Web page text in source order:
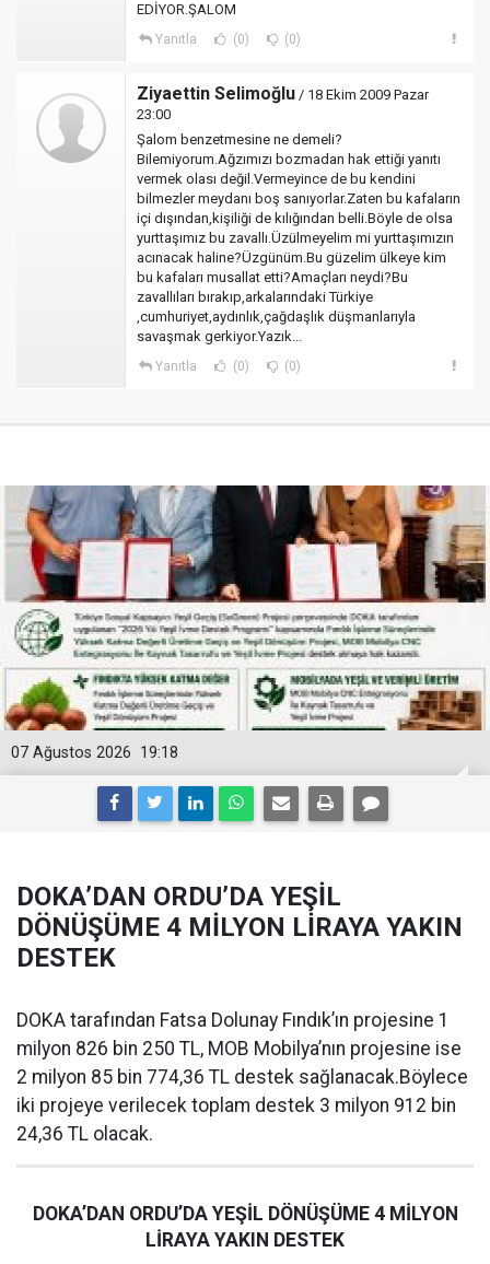
EDİYOR.ŞALOM
Yanıtla (0) (0)
Ziyaettin Selimoğlu / 18 Ekim 2009 Pazar
23:00
Şalom benzetmesine ne demeli?
Bilemiyorum.Ağzımızı bozmadan hak ettiği yanıtı
vermek olası değil.Vermeyince de bu kendini
bilmezler meydanı boş sanıyorlar.Zaten bu kafaların
içi dışından,kişiliği de kılığından belli.Böyle de olsa
yurttaşımız bu zavallı.Üzülmeyelim mi yurttaşımızın
acınacak haline?Üzgünüm.Bu güzelim ülkeye kim
bu kafaları musallat etti?Amaçları neydi?Bu
zavallıları bırakıp,arkalarındaki Türkiye
,cumhuriyet,aydınlık,çağdaşlık düşmanlarıyla
savaşmak gerkiyor.Yazık...
Yanıtla (0) (0)
19:18
07 Ağustos 2026
DOKA’DAN ORDU’DA YEŞİL
DÖNÜŞÜME 4 MİLYON LİRAYA YAKIN
DESTEK
DOKA tarafından Fatsa Dolunay Fındık’ın projesine 1
milyon 826 bin 250 TL, MOB Mobilya’nın projesine ise
2 milyon 85 bin 774,36 TL destek sağlanacak.Böylece
iki projeye verilecek toplam destek 3 milyon 912 bin
24,36 TL olacak.
DOKA’DAN ORDU’DA YEŞİL DÖNÜŞÜME 4 MİLYON
LİRAYA YAKIN DESTEK